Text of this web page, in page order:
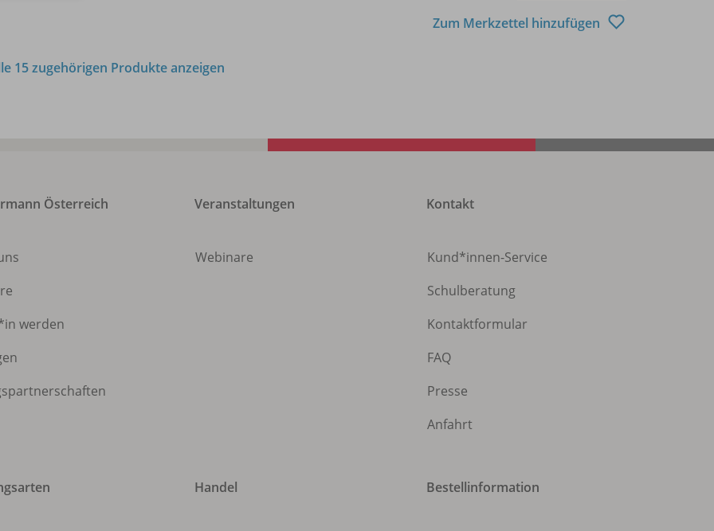
Zum Merkzettel hinzufügen
15 zugehörigen Produkte anzeigen
Österreich
werden
Veranstaltungen
Webinare
Kontakt
Kund*innen-Service
Schulberatung
Kontaktformular
FAQ
Presse
Anfahrt
Handel Bestellinformation